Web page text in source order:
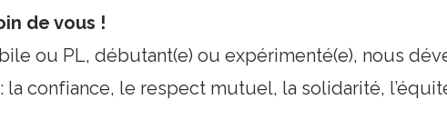
de vous !
ou PL, débutant(e) ou expérimenté(e), nous
la confiance, le respect mutuel, la solidarité,